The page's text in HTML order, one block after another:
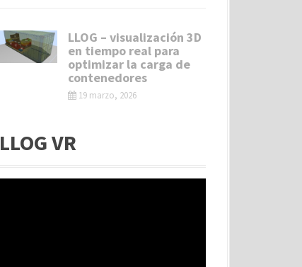
LLOG – visualización 3D
en tiempo real para
optimizar la carga de
contenedores
19 marzo, 2026
LLOG VR